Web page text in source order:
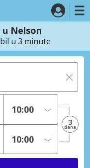
Nelson
u 3 minute
3
dana